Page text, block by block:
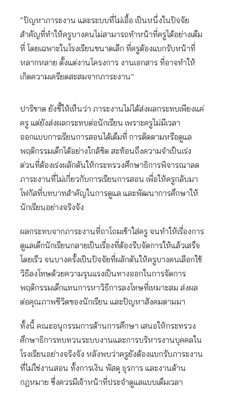
“ปัญหาภาระงาน และระบบที่ไม่เอื้อ เป็นหนึ่งในปัจจัย
สำคัญที่ทำให้ครูบางคนไม่สามารถทำหน้าที่ครูได้อย่างเต็ม
ที่ โดยเฉพาะในโรงเรียนขนาดเล็ก ที่ครูต้องแบกรับหน้าที่
หลากหลาย ตั้งแต่งานโครงการ งานเอกสาร ที่อาจทำให้
เกิดความเครียดสะสมจากภาระงาน”
ปาริชาต ยังชี้ให้เห็นว่า ภาระงานไม่ได้ส่งผลกระทบเพียงแค่
ครู แต่ยังส่งผลกระทบต่อนักเรียน เพราะครูไม่มีเวลา
ออกแบบการเรียนการสอนได้เต็มที่ การติดตามหรือดูแล
พฤติกรรมเด็กได้อย่างใกล้ชิด สะท้อนถึงความจำเป็นเร่ง
ด่วนที่ต้องเร่งผลักดันให้กระทรวงศึกษาธิการพิจารณาลด
ภาระงานที่ไม่เกี่ยวกับการเรียนการสอน เพื่อให้ครูกลับมา
โฟกัสที่บทบาทสำคัญในการดูแล และพัฒนาการศึกษาให้
นักเรียนอย่างจริงจัง
ผลกระทบจากภาระงานที่ถาโถมเข้าใส่ครู จนทำให้เรื่องการ
ดูแลเด็กนักเรียนกลายเป็นเรื่องที่ต้องรีบจัดการให้แล้วเสร็จ
โดยเร็ว จนบางครั้งเป็นปัจจัยที่ผลักดันให้ครูบางคนเลือกใช้
วิธีลงโทษด้วยความรุนแรงเป็นทางออกในการจัดการ
พฤติกรรมเด็กแทนการหาวิธีการลงโทษที่เหมาะสม ส่งผล
ต่อคุณภาพชีวิตของนักเรียน และปัญหาสังคมตามมา
ทั้งนี้ คณะอนุกรรมการด้านการศึกษา เสนอให้กระทรวง
ศึกษาธิการทบทวนระบบงานและการบริหารงานบุคคลใน
โรงเรียนอย่างจริงจัง หลังพบว่าครูยังต้องแบกรับภาระงาน
ที่ไม่ใช่งานสอน ทั้งการเงิน พัสดุ ธุรการ และงานด้าน
กฎหมาย ซึ่งควรมีเจ้าหน้าที่ประจำดูแลแบบเต็มเวลา